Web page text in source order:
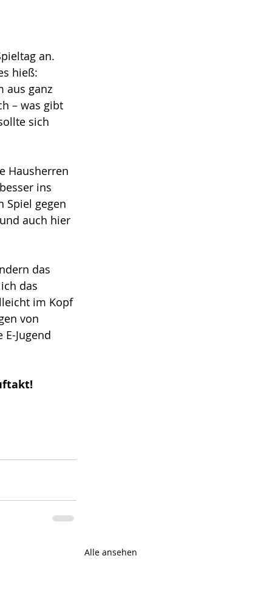
an.
hieß:
aus ganz
– was gibt
sich
Hausherren
ins
Spiel gegen
auch hier
das
das
im Kopf
von
Jugend
Alle ansehen